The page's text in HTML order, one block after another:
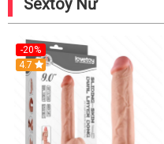
Sextoy Nữ
-20%
Hot
4.7